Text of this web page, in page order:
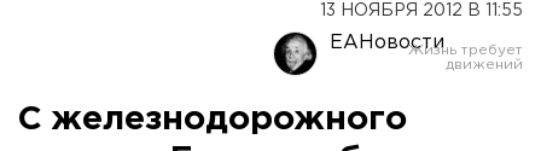
13 НОЯБРЯ 2012 В 11:55
ЕАНовости
С железнодорожного